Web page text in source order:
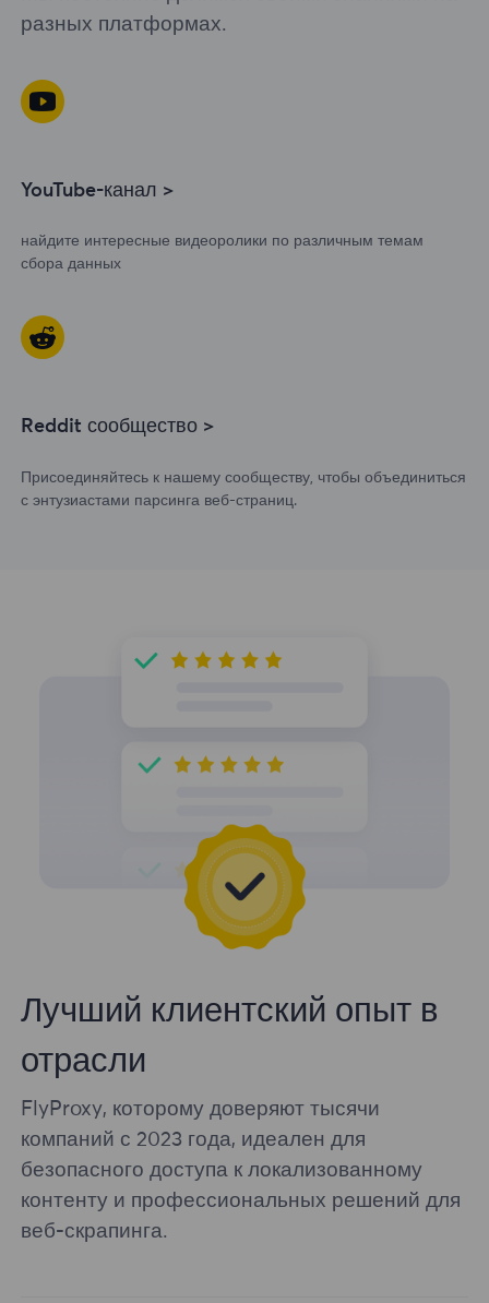
разных платформах.
YouTube-канал >
найдите интересные видеоролики по различным темам
сбора данных
Reddit сообщество >
Присоединяйтесь к нашему сообществу, чтобы объединиться
с энтузиастами парсинга веб-страниц.
Лучший клиентский опыт в
отрасли
FlyProxy, которому доверяют тысячи
компаний с 2023 года, идеален для
безопасного доступа к локализованному
контенту и профессиональных решений для
веб-скрапинга.